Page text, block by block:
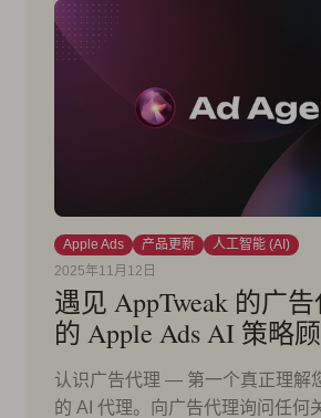
Apple Ads 产品更新
人工智能 (AI)
2025年11月12日
遇见 AppTweak 的广
的 Apple Ads AI 策略
认识广告代理 — 第一个真正理解
的 AI 代理。向广告代理询问任何